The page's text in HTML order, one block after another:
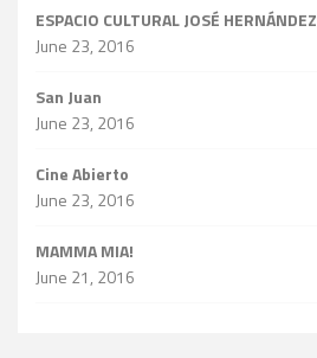
ESPACIO CULTURAL JOSÉ HERNÁNDEZ
June 23, 2016
San Juan
June 23, 2016
Cine Abierto
June 23, 2016
MAMMA MIA!
June 21, 2016